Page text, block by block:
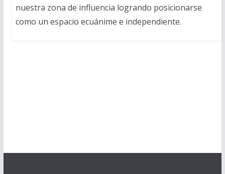
nuestra zona de influencia logrando posicionarse
como un espacio ecuánime e independiente.